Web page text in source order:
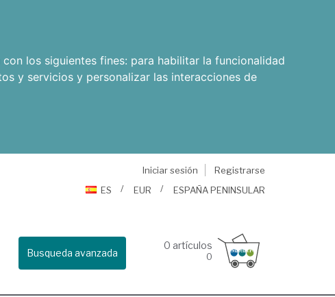
los siguientes fines: para habilitar la funcionalidad
y servicios y personalizar las interacciones de
Iniciar sesión
Registrarse
ES
EUR ESPAÑA PENINSULAR
Busqueda avanzada
0 artículos
0